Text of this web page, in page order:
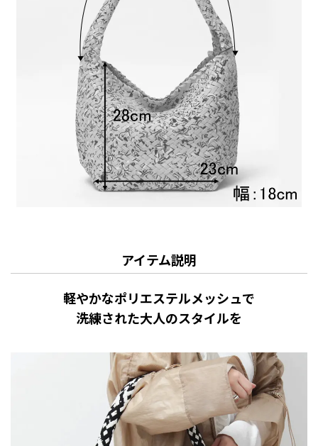
アイテム説明
軽やかなポリエステルメッシュで
洗練された大人のスタイルを